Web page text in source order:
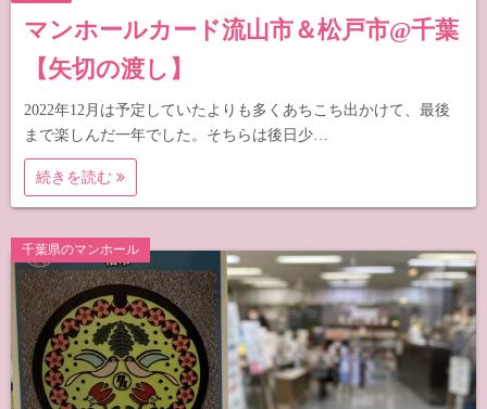
マンホールカード流山市＆松戸市@千葉
【矢切の渡し】
2022年12月は予定していたよりも多くあちこち出かけて、最後
まで楽しんだ一年でした。そちらは後日少…
続きを読む
千葉県のマンホール